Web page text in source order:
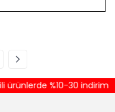
ürünlerde %10-30 indirim